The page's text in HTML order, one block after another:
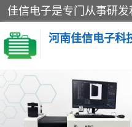
河南佳信电子科
宠物X光机DR